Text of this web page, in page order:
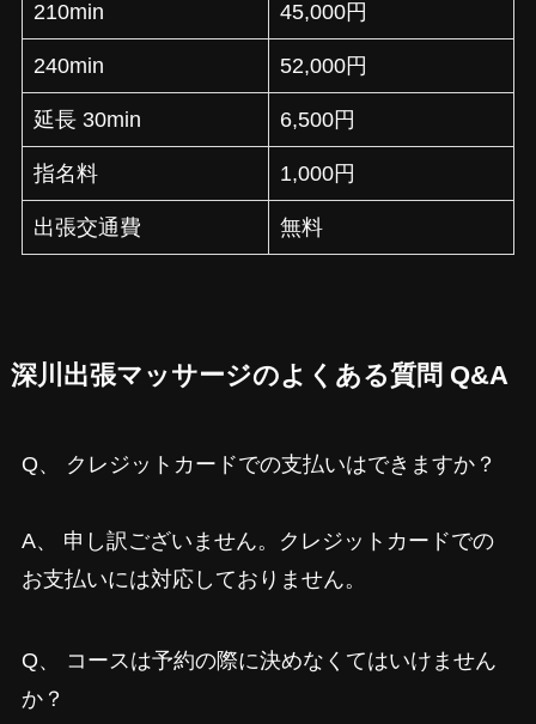
210min 45,000円
240min 52,000円
延長 30min 6,500円
指名料 1,000円
出張交通費 無料
深川出張マッサージのよくある質問 Q&A
Q、 クレジットカードでの支払いはできますか？
A、 申し訳ございません。クレジットカードでの
お支払いには対応しておりません。
Q、 コースは予約の際に決めなくてはいけません
か？